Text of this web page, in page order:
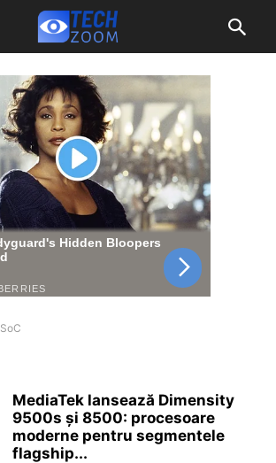
SoC
MediaTek lansează Dimensity
9500s și 8500: procesoare
moderne pentru segmentele
flagship...